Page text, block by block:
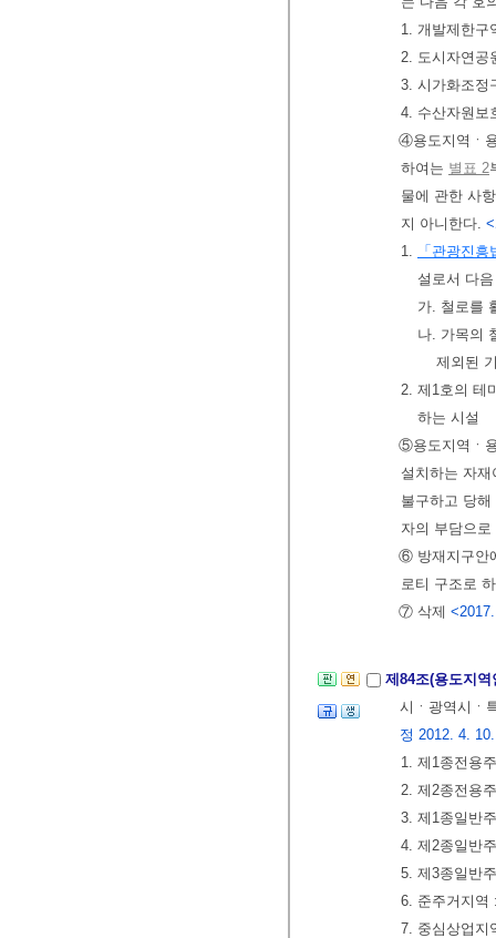
1. 개발제한
2. 도시자연공
3. 시가화조정
4. 수산자원보
④용도지역ㆍ
하여는 별표 2
물에 관한 사
지 아니한다.
1.
「관광진흥
설로서 다
가. 철로를
나. 가목의
제외된
2. 제1호의 테
하는 시설
⑤용도지역ㆍ
설치하는 자
불구하고 당
자의 부담으
⑥ 방재지구안
로티 구조로
⑦ 삭제
제84조(용도지
시ㆍ광역시ㆍ
정 2012. 4.
1. 제1종전용
2. 제2종전용
3. 제1종일반
4. 제2종일반
5. 제3종일반
6. 준주거지역
7. 중심상업지